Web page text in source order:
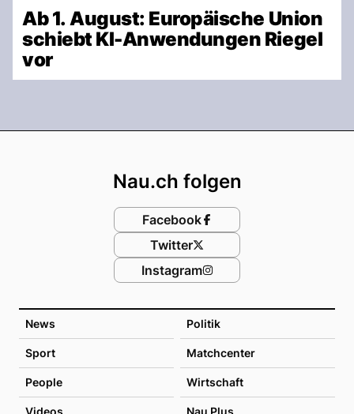
Ab 1. August: Europäische Union
schiebt KI-Anwendungen Riegel
vor
News Politik
Sport Matchcenter
People Wirtschaft
Videos Nau Plus
Nau.ch folgen
Facebook
Twitter
Instagram